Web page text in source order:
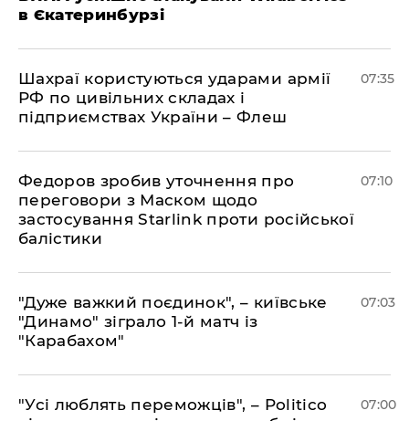
в Єкатеринбурзі
Шахраї користуються ударами армії
РФ по цивільних складах і
підприємствах України – Флеш
07:35
Федоров зробив уточнення про
переговори з Маском щодо
застосування Starlink проти російської
балістики
07:10
"Дуже важкий поєдинок", – київське
"Динамо" зіграло 1-й матч із
"Карабахом"
07:03
"Усі люблять переможців", – Politico
07:00